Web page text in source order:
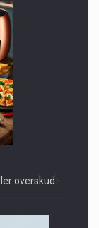
overskud…